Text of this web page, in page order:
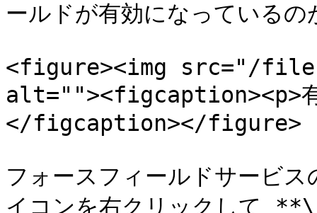
ールドが有効になっているの
<figure><img src="/files/
alt=""><figcaption><p>有
</figcaption></figure>
フォースフィールドサービ
イコンを右クリックして